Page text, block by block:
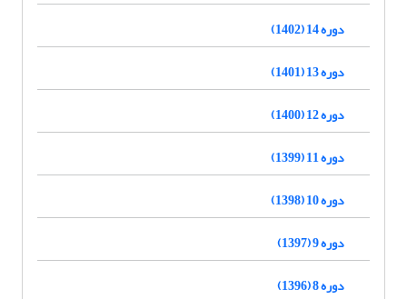
دوره 14 (1402)
دوره 13 (1401)
دوره 12 (1400)
دوره 11 (1399)
دوره 10 (1398)
دوره 9 (1397)
دوره 8 (1396)